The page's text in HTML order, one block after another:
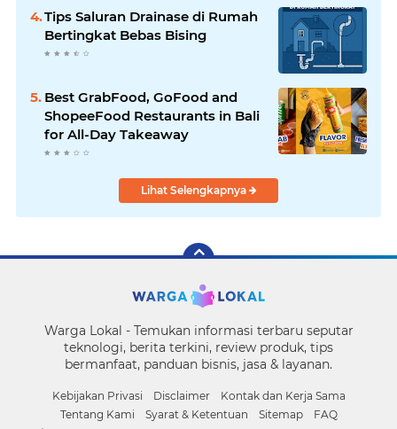
Tips Saluran Drainase di Rumah
Bertingkat Bebas Bising
Best GrabFood, GoFood and
ShopeeFood Restaurants in Bali
for All-Day Takeaway
Lihat Selengkapnya
Warga Lokal - Temukan informasi terbaru seputar
teknologi, berita terkini, review produk, tips
bermanfaat, panduan bisnis, jasa & layanan.
Kebijakan Privasi Disclaimer
Kontak dan Kerja Sama
Tentang Kami
Syarat & Ketentuan Sitemap FAQ